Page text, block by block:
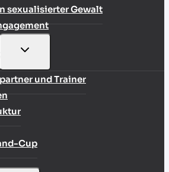
sexualisierter Gewalt
UNTERMENÜ
und Trainer
Cup